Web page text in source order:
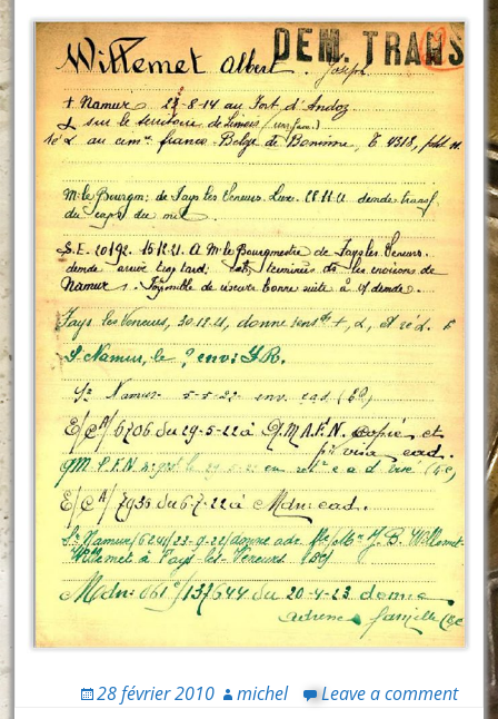
28 février 2010 michel Leave a comment